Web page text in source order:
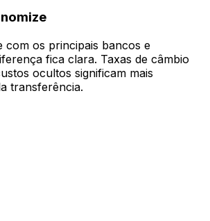
com os principais bancos e
fica clara. Taxas de câmbio
ocultos significam mais
transferência.